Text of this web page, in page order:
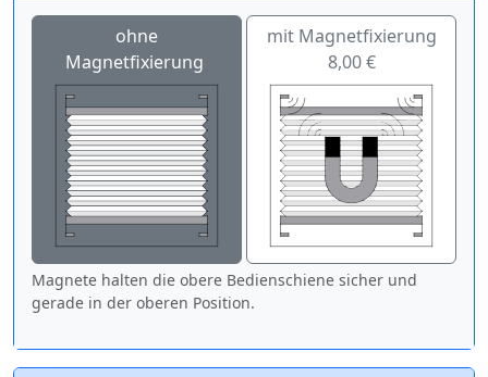
ohne
Magnetfixierung
mit Magnetfixierung
8,00 €
Magnete halten die obere Bedienschiene sicher und
gerade in der oberen Position.